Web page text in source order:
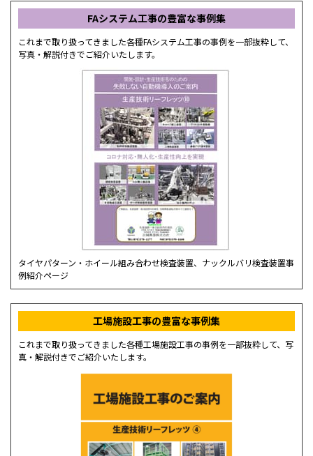
FAシステム工事の豊富な事例集
これまで取り扱ってきました各種FAシステム工事の事例を一部抜粋して、
写真・解説付きでご紹介いたします。
タイヤパターン・ホイール組み合わせ検査装置、ナックルバリ検査装置事
例紹介ページ
工場施設工事の豊富な事例集
これまで取り扱ってきました各種工場施設工事の事例を一部抜粋して、写
真・解説付きでご紹介いたします。